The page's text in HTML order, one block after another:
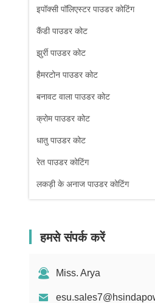
इपॉक्सी पॉलिएस्टर पाउडर कोटिंग
कैंडी पाउडर कोट
झुर्री पाउडर कोट
हैमरटोन पाउडर कोट
बनावट वाला पाउडर कोट
क्रोम पाउडर कोट
धातु पाउडर कोट
रेत पाउडर कोटिंग
लकड़ी के अनाज पाउडर कोटिंग
हमसे संपर्क करें
Miss. Arya